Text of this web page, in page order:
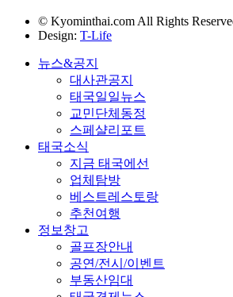
© Kyominthai.com All Rights
Design: T-Life
뉴스&공지
대사관공지
태국일일뉴스
교민단체동정
스페샬리포트
태국소식
지금 태국에선
업체탐방
베스트레스토랑
추천여행
정보창고
골프장안내
공연/전시/이벤트
부동산임대